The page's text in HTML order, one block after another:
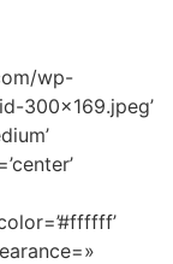
wp-
300×169.jpeg’